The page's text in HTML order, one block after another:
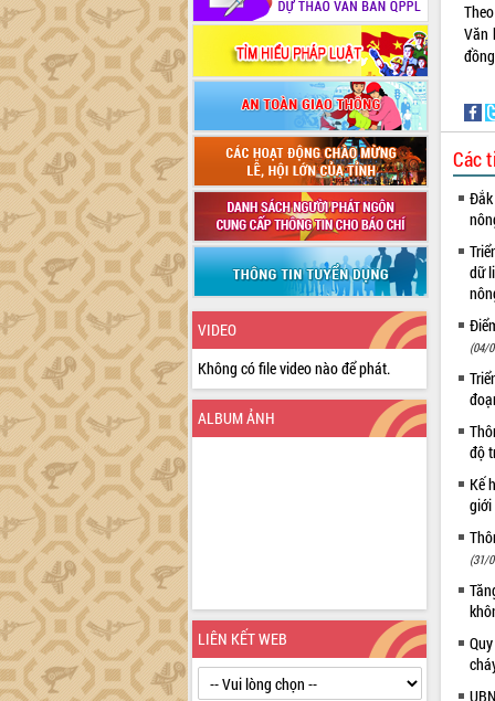
VIDEO
Không có file video nào để phát.
ALBUM ẢNH
LIÊN KẾT WEB
Văn
Các
dữ
(04/
độ
Kế
giới
(31/